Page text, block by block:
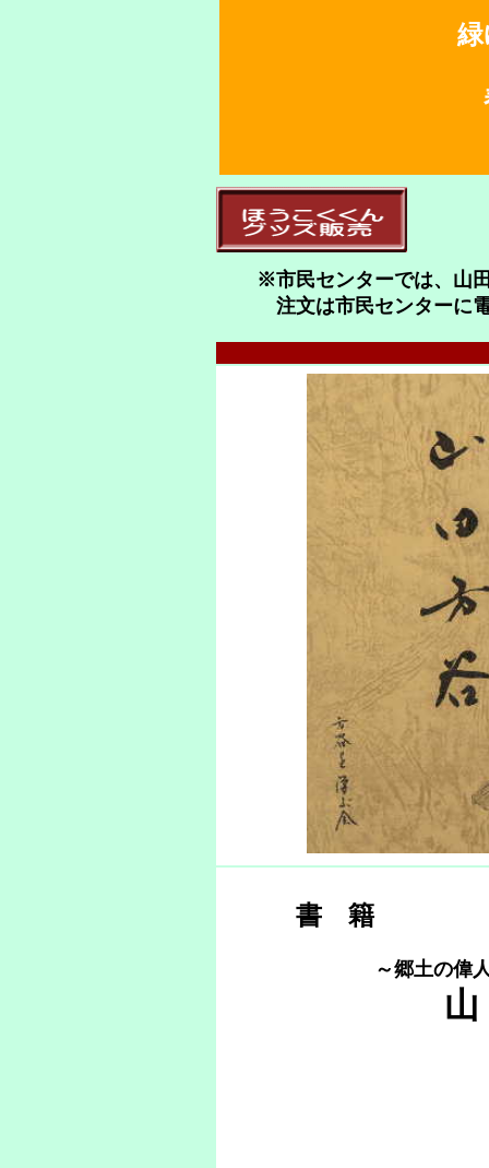
※市民センターでは、山田
注文は市民センターに電
書 籍
～郷土の偉人
山 田